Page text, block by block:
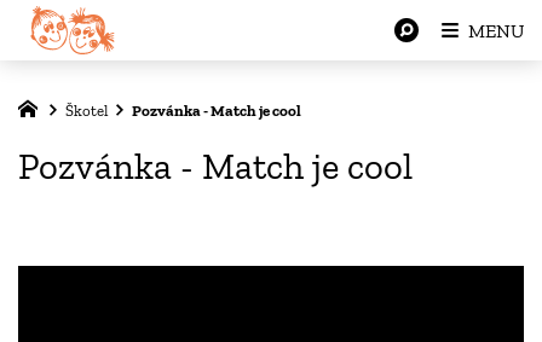
Škotel Pozvánka - Match je cool
Pozvánka - Match je cool
MENU